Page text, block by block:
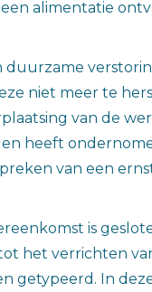
alimentatie
duurzame
niet meer te
van de
heeft
van een
is
het verrichten
getypeerd. In